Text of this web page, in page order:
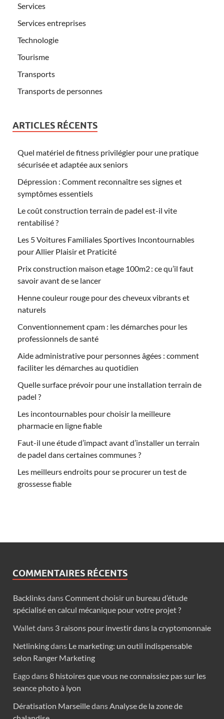
Services
Services entreprises
Technologie
Tourisme
Transports
Transports de personnes
ARTICLES RÉCENTS
Quel matériel de fitness privilégier pour une pratique
sécurisée et adaptée aux seniors
Dépression : Comment reconnaître ses signes et
symptômes essentiels
Le coût construction terrain de padel est-il vite
rentabilisé ?
Les 5 Voitures Familiales Sportives Incontournables
pour Allier Plaisir et Praticité
Prix construction maison etage 100m2 : ce qu’il faut
savoir avant de se lancer
Henne couleur rouge pour des cheveux vibrants et
naturels
Conventionnement cpam : les démarches pour les
professionnels de santé
Aide administrative pour personnes âgées : comment
faciliter les démarches au quotidien
Quelle surface prévoir pour une installation terrain de
padel ?
Les incontournables pour choisir la meilleure
pharmacie en ligne fiable
Faut-il une étude d’impact avant d’installer un terrain
de padel dans certaines communes ?
Les meilleurs endroits pour se procurer un test de
grossesse fiable
COMMENTAIRES RÉCENTS
BacklinksdansComment choisir un bureau d’étude
spécialisé en calcul mécanique pour votre projet ?
Walletdans 3 raisons pour investir dans la cryptomonnaie
Netlinkingdans Le marketing: un outil indispensable
selon Ranger Marketing
Eagodans8 histoires que vous ne connaissiez pas sur les
seance photo à lyon
Dératisation Marseilledans Analyse de la zone de